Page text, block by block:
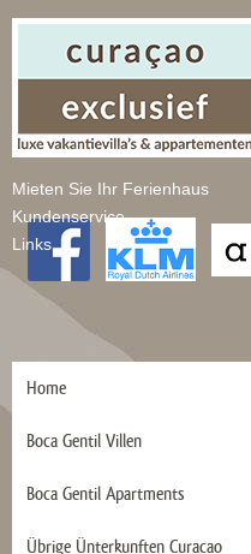
Mieten Sie Ihr Ferienhaus
Kundenservice
Links
Home
Boca Gentil Villen
Boca Gentil Apartments
Übrige Ünterkunften Curacao